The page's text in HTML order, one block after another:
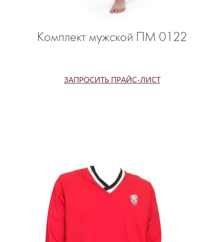
Комплект мужской ПМ 0122
ЗАПРОСИТЬ ПРАЙС-ЛИСТ